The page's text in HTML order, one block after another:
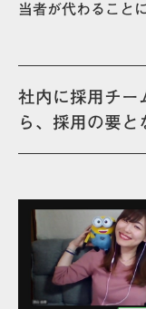
当者が代わること
社内に採用チー
ら、採用の要と